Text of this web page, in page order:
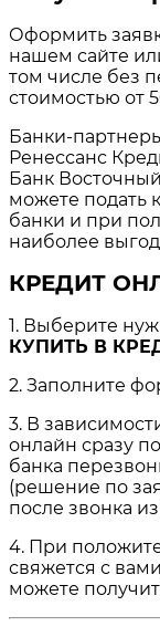
Оформить
нашем сайте
том числе без
стоимостью от
Банки-
Ренессанс
Банк
можете подать
банки и при
наиболее
КРЕДИТ
1. Выберите
КУПИТЬ В
2. Заполните
3. В
онлайн сразу
банка
(решение по
после звонка
4. При
свяжется с
можете